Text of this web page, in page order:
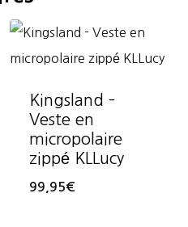
Kingsland –
Veste en
micropolaire
zippé KLLucy
99,95€